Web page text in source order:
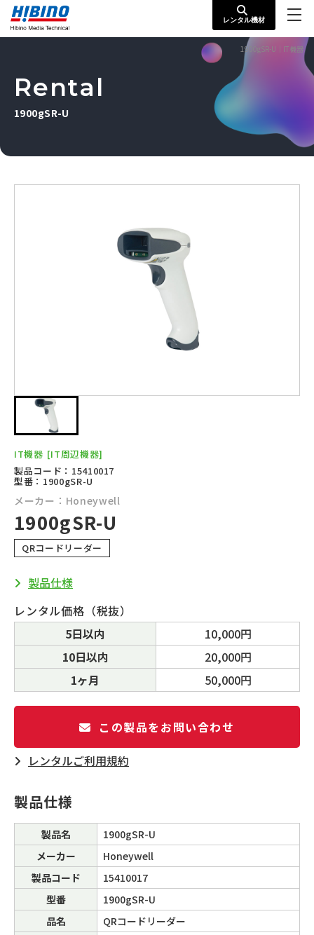
レンタル機材
1900gSR-U｜IT機器
Rental
1900gSR-U
IT機器 [IT周辺機器]
製品コード：15410017
型番：1900gSR-U
メーカー：Honeywell
1900gSR-U
QRコードリーダー
製品仕様
レンタル価格（税抜）
5日以内
10,000円
10日以内
20,000円
1ヶ月
50,000円
この製品をお問い合わせ
レンタルご利⽤規約
製品仕様
製品名
1900gSR-U
メーカー
Honeywell
製品コード
15410017
型番
1900gSR-U
品名
QRコードリーダー